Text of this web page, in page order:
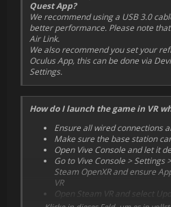
RAM: 32 GB
In-Game Upscaler Setting:
In-Game Graphics Preset: Ultra
Configuration 2: 90+ fps achieved
Headset: Meta Quest 2
CPU: AMD Ryzen R9 7900x
GPU: AMD RX 7900XT
RAM: 32 GB
In-Game Upscaler Setting:
Configuration 3: 80+ fps achieved
Headset: Meta Quest 2
CPU: Intel i9 10900K
GPU: NVIDIA GeForce RTX 3080
RAM: 32 GB
In-Game Upscaler Setting:
Alternatively, again via Oculus
Settings > Launch Quest Link
Once your headset is
Quest App?
We recommend using a USB 3.0
better performance. Please note
Air Link.
We also recommend you set your
Oculus App, this can be done via
Settings.
How do I launch the game in VR
Ensure all wired connections
Make sure the base station
Open Vive Console and let it
Go to Vive Console > Settings
Steam OpenXR and ensure
VR
Open Steam VR and select
prompted.